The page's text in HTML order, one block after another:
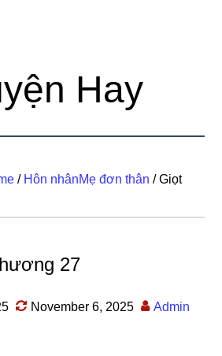
Hay
/ Hôn nhânMẹ đơn thân /Giọt
27
November 6, 2025 Admin